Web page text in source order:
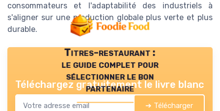
consommateurs et l'adaptabilité des industriels à
s'aligner sur une production globale plus verte et plus
durable.
Titres-restaurant :
le guide complet pour
sélectionner le bon
partenaire
Téléchargez gratuitement le livre blanc
➔ Télécharger